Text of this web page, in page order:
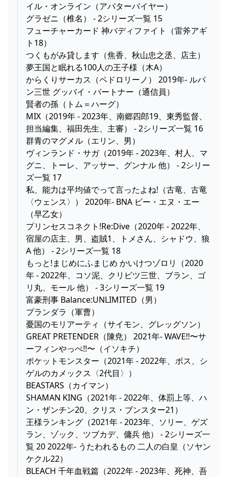
イル・オンライン（アバターバイヤー）
グラゼニ（椎名） - 2シリーズ一覧 15
フューチャーカード 神バディファイト（雷斧アギ
ト18）
つくもがみ貸します（焦香、秋山忠之丞、店主）
夢王国と眠れる100人の王子様（木A）
からくりサーカス（ペドロリーノ） 2019年- ルパ
ン三世 グッバイ・パートナー（通信員）
賢者の孫（トム＝ハーグ）
MIX（2019年 - 2023年、南郷四郎19、東秀監督、
担当編集、福田先生、主審） - 2シリーズ一覧 16
群青のマグメル（エリン、男）
ヴィンランド・サガ（2019年 - 2023年、村人、マ
グニ、トーレ、アッサー、グンナル 他） - 2シリー
ズ一覧 17
私、能力は平均値でって言ったよね!（古竜、古竜
〈ウェンス〉） 2020年- BNA ビー・エヌ・エー
（早乙女）
プリンセスコネクト!Re:Dive（2020年 - 2022年、
宿屋の店主、男、盗賊1、トメさん、シャドウ、狼
A 他） - 2シリーズ一覧 18
もっと!まじめにふまじめ かいけつゾロリ（2020
年 - 2022年、コソ泥、クリビツ三世、ブラン、ゴ
リ丸、モール 他） - 3シリーズ一覧 19
富豪刑事 Balance:UNLIMITED（男）
プランダラ（軍曹）
憂国のモリアーティ（サイモン、グレッグソン）
GREAT PRETENDER（陳尭） 2021年- WAVE!!〜サ
ーフィンやっぺ!!〜（イソキチ）
ポケットモンスター（2021年 - 2022年、ボス、シ
ゲルのカメックス〈2代目〉）
BEASTARS（カイマン）
SHAMAN KING（2021年 - 2022年、体罰上等、ハ
ン・ザンチン20、クリス・ブンスター21）
王様ランキング（2021年 - 2023年、ソリー、ゲズ
ラン、ゾック、ツブカデ、傭兵 他） - 2シリーズ一
覧 20 2022年- うたわれるもの 二人の白皇（ソヤン
ケクル22）
BLEACH 千年血戦篇（2022年 - 2023年、死神、吾